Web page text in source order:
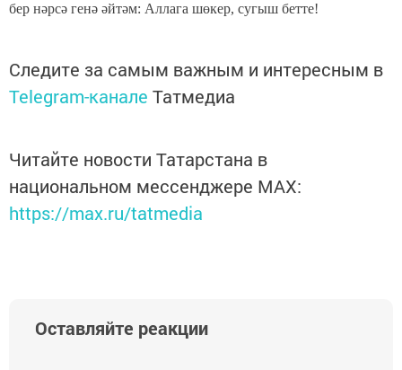
бер нәрсә генә әйтәм: Аллага шөкер, сугыш бетте!
Следите за самым важным и интересным в
Telegram-канале Татмедиа
Читайте новости Татарстана в
национальном мессенджере MАХ:
https://max.ru/tatmedia
Оставляйте реакции